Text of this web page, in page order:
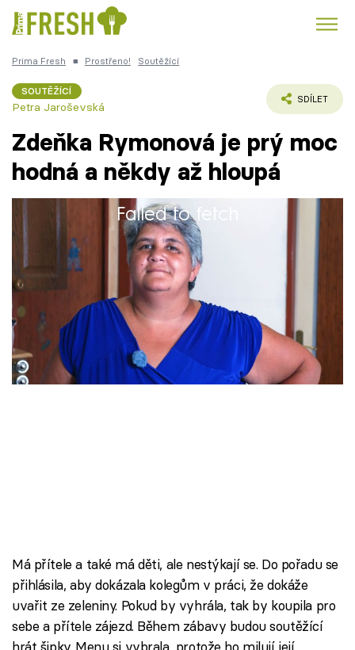
Česká kuchyně
Témata
Recepty
Články
TV Program
Škola vaření
Přihlášení
Sledujte nás
Prima Fresh ■ Prostřeno! Soutěžící
SOUTĚŽÍCÍ
Petra Jaroševská
SDÍLET
Zdeňka Rymonová je prý moc
hodná a někdy až hloupá
Failed to fetch
Zdeňka (54) vystudovala ovocnářské učiliště.
Pracovala jako security. Vyrůstala v dětském
domově.
Má přítele a také má děti, ale nestýkají se. Do pořadu se
přihlásila, aby dokázala kolegům v práci, že dokáže
uvařit ze zeleniny. Pokud by vyhrála, tak by koupila pro
sebe a přítele zájezd. Během zábavy budou soutěžící
hrát šipky. Menu si vybrala, protože ho milují její